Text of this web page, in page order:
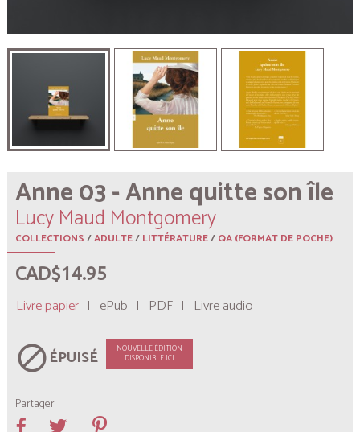
Anne 03 - Anne quitte son île
Lucy Maud Montgomery
COLLECTIONS/ADULTE/LITTÉRATURE/QA (FORMAT DE POCHE)
CAD$14.95
Livre papier | ePub | PDF | Livre audio
blockÉPUISÉ
NOUVELLE ÉDITION
DISPONIBLE ICI
Partager